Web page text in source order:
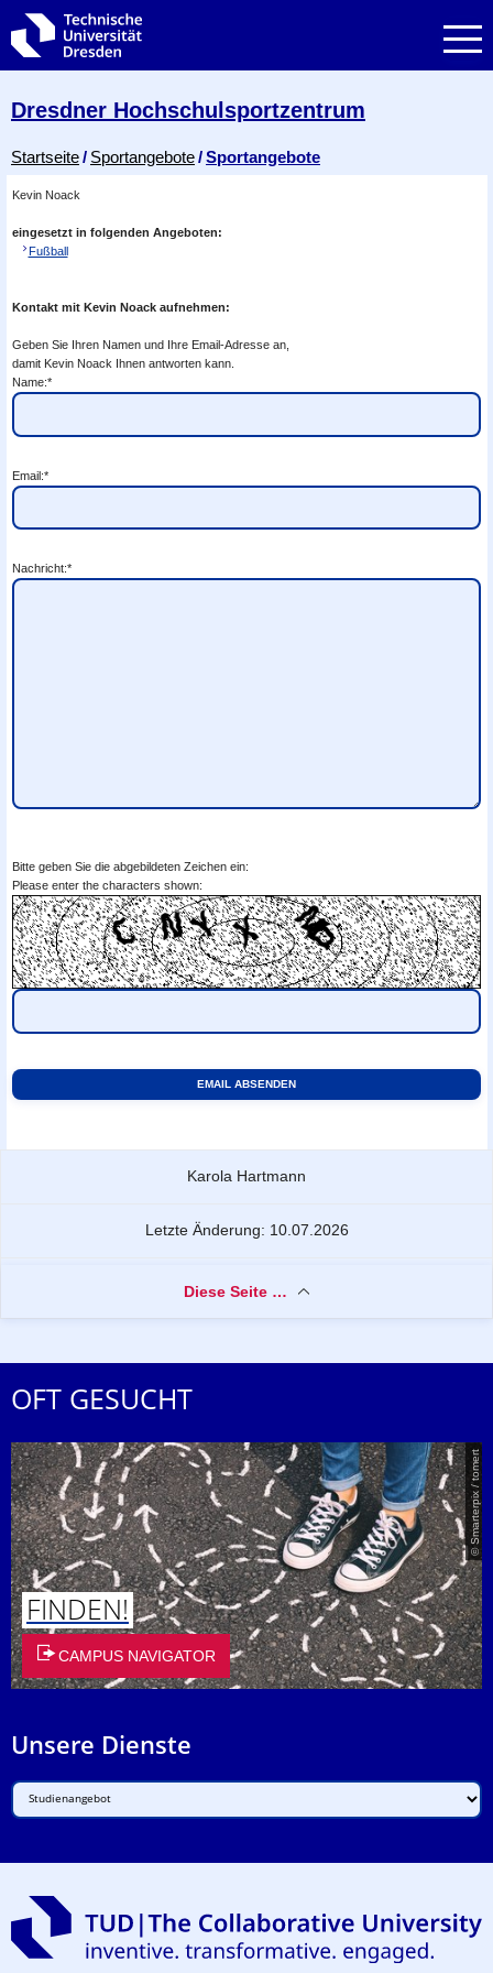
Dresdner Hochschul­sportzentrum
Breadcrumb-Menü
Startseite Sportangebote Sportangebote
Kevin Noack
eingesetzt in folgenden Angeboten:
Fußball
Kontakt mit Kevin Noack aufnehmen:
Geben Sie Ihren Namen und Ihre Email-Adresse an,
damit Kevin Noack Ihnen antworten kann.
Name:*
Email:*
Nachricht:*
Bitte geben Sie die abgebildeten Zeichen ein:
Please enter the characters shown:
Karola Hartmann
Letzte Änderung: 10.07.2026
Diese Seite …
OFT GESUCHT
© Smarterpix / tomert
FINDEN!
CAMPUS NAVIGATOR
Unsere Dienste